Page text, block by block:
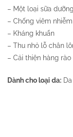
– Một loại sữa
– Chống viêm nhiễm
– Kháng khuẩn
– Thu nhỏ lỗ chân
– Cải thiện hàng
Dành cho loại da: